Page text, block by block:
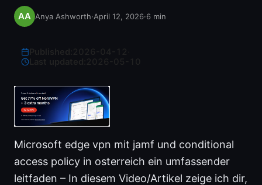
Anya Ashworth·April 12, 2026·6 min
Last updated:
Microsoft edge vpn mit jamf und conditional
access policy in osterreich ein umfassender
leitfaden – In diesem Video/Artikel zeige ich dir,